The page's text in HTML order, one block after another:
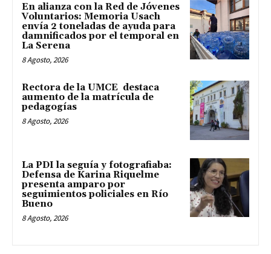
En alianza con la Red de Jóvenes
Voluntarios: Memoria Usach
envía 2 toneladas de ayuda para
damnificados por el temporal en
La Serena
8 Agosto, 2026
Rectora de la UMCE destaca
aumento de la matrícula de
pedagogías
8 Agosto, 2026
La PDI la seguía y fotografiaba:
Defensa de Karina Riquelme
presenta amparo por
seguimientos policiales en Río
Bueno
8 Agosto, 2026